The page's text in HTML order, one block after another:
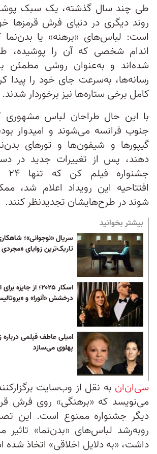
طی چند سال گذشته، یک سبک
روند دیگری در دنیای فرش قرمزها
است: لباس‌های «برهنه» یا
اندام شخصی که آن را پوشیده،
شده‌اند و به‌عنوان روشی مطمئن
رسانه‌ها، به‌سرعت جای خود را پیدا
کامل برخی ستاره‌ها نیز برخوردار شدند.
با این حال طراحان لباس مشهوری
جنوب فرانسه می‌شوند و امیدوار
گیپورها و شیفون‌ها و تورهای
دهند، پس از تغییرات جدید در
افتتاحیه این رویداد اعلام شد،
شوند در طرح‌هایشان تجدیدنظر کنند.
بیشتر بخوانید
سریال «نوجوانی»؛
تاریک‌ترین زوایای «مجردی
اسکار ۲۰۲۵؛ از
درخشش «آنورا» و
امیلی عاطف فیلمی
پهلوی می‌سازد
سی‌ان‌‌ان به نقل از وب‌سایت
می‌نویسد که «برهنگی» روی فرش
دیگر جشنواره ممنوع است. این
روبه‌رشد لباس‌های «بدن‌نما»
داشت، «به دلایل اخلاقی» اتخاذ